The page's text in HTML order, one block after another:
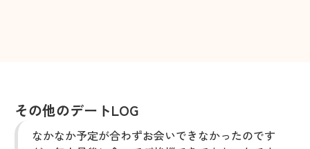
その他のデートLOG
なかなか予定が合わずお会いできなかったのです